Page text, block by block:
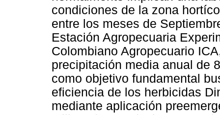
condiciones de la zona
entre los meses de
Estación Agropecuaria
Colombiano Agropecuario
precipitación media anual de
como objetivo fundamental
eficiencia de los herbicidas
mediante aplicación